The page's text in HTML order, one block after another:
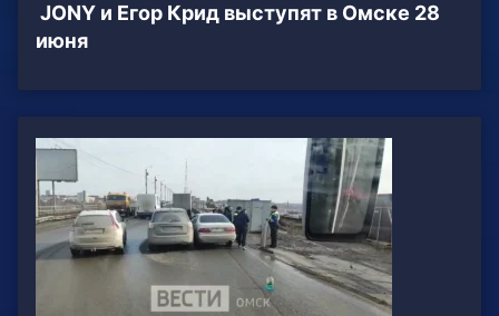
JONY и Егор Крид выступят в Омске 28
июня